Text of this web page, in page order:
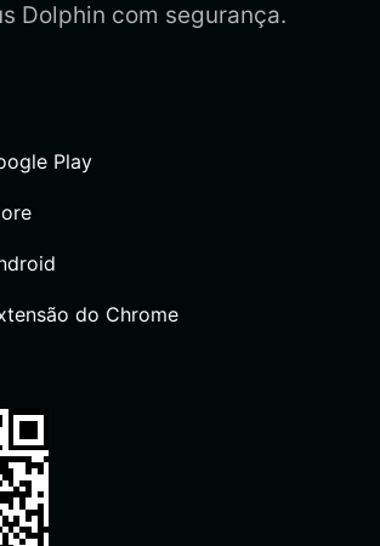
Dolphin com segurança.
Play
do Chrome